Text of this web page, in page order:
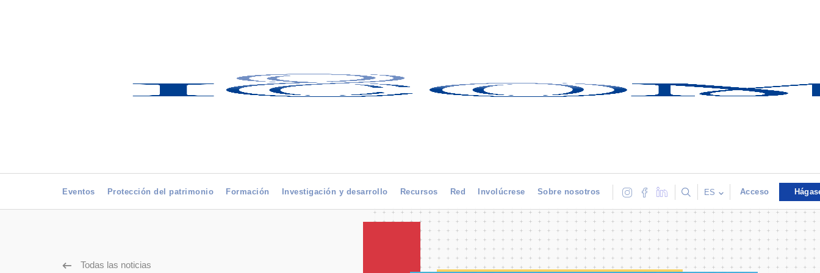
Eventos Protección del patrimonio Formación Investigación y desarrollo Recursos Red Involúcrese Sobre nosotros ES Acceso
Todas las noticias